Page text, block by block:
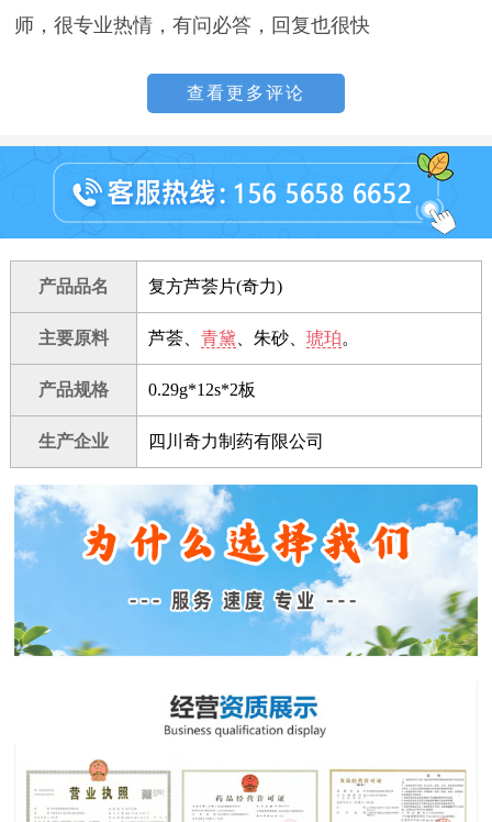
师，很专业热情，有问必答，回复也很快
查看更多评论
产品品名 复方芦荟片(奇力)
主要原料 芦荟、 青黛 、朱砂、 琥珀。
产品规格 0.29g*12s*2板
生产企业 四川奇力制药有限公司